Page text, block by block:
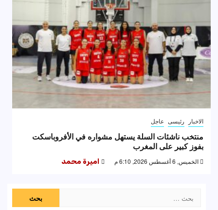
الاخبار رئيسى عاجل
منتخب ناشئات السلة يستهل مشواره في الأفروباسكت
بفوز كبير على المغرب
الخميس, 6 أغسطس 2026, 6:10 م اميرة محمد
عن: